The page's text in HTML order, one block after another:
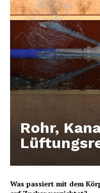
Rohr,
Was passiert mit dem